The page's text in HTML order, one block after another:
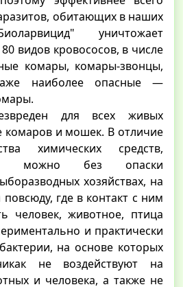
обитающих в наших
уничтожает
видов кровососов, в числе
комары, комары-звонцы,
наиболее опасные —
для всех живых
комаров и мошек. В отличие
химических средств,
можно без опаски
хозяйствах, на
где в контакт с ним
человек, животное, птица
и практически
на основе которых
не воздействуют на
и человека, а также не